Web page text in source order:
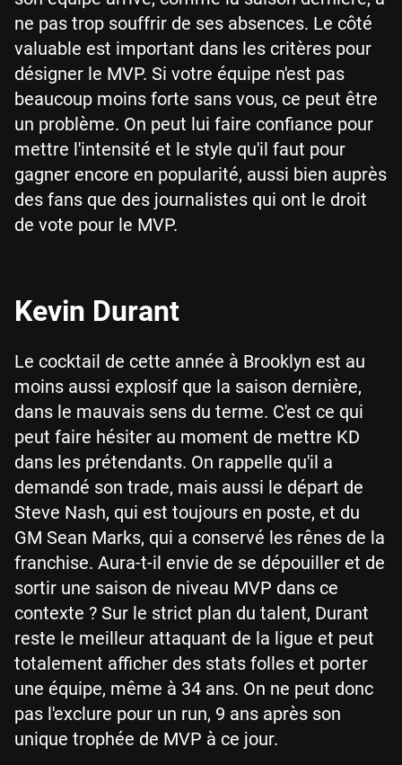
ne pas trop souffrir de ses absences. Le côté
valuable est important dans les critères pour
désigner le MVP. Si votre équipe n'est pas
beaucoup moins forte sans vous, ce peut être
un problème. On peut lui faire confiance pour
mettre l'intensité et le style qu'il faut pour
gagner encore en popularité, aussi bien auprès
des fans que des journalistes qui ont le droit
de vote pour le MVP.
Kevin Durant
Le cocktail de cette année à Brooklyn est au
moins aussi explosif que la saison dernière,
dans le mauvais sens du terme. C'est ce qui
peut faire hésiter au moment de mettre KD
dans les prétendants. On rappelle qu'il a
demandé son trade, mais aussi le départ de
Steve Nash, qui est toujours en poste, et du
GM Sean Marks, qui a conservé les rênes de la
franchise. Aura-t-il envie de se dépouiller et de
sortir une saison de niveau MVP dans ce
contexte ? Sur le strict plan du talent, Durant
reste le meilleur attaquant de la ligue et peut
totalement afficher des stats folles et porter
une équipe, même à 34 ans. On ne peut donc
pas l'exclure pour un run, 9 ans après son
unique trophée de MVP à ce jour.